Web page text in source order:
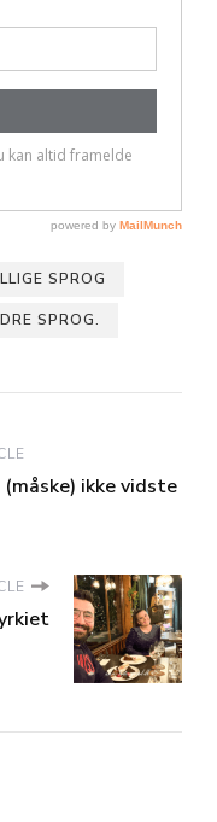
SPROG
SPROG.
ikke vidste